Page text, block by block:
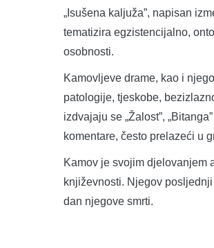
„Isušena kaljuža”, napisan
tematizira egzistencijalno,
osobnosti.
Kamovljeve drame, kao i
patologije, tjeskobe,
izdvajaju se „Žalost”,
komentare, često prelazeći u
Kamov je svojim djelovanjem
književnosti. Njegov
dan njegove smrti.